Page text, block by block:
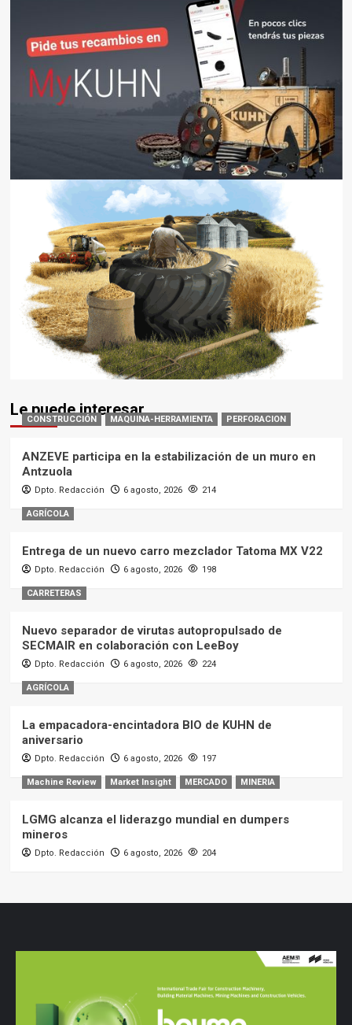
Le puede interesar
CONSTRUCCIÓN MAQUINA-HERRAMIENTA PERFORACION
ANZEVE participa en la estabilización de un muro en
Antzuola
Dpto. Redacción 6 agosto, 2026 214
AGRÍCOLA
Entrega de un nuevo carro mezclador Tatoma MX V22
Dpto. Redacción 6 agosto, 2026 198
CARRETERAS
Nuevo separador de virutas autopropulsado de
SECMAIR en colaboración con LeeBoy
Dpto. Redacción 6 agosto, 2026 224
AGRÍCOLA
La empacadora-encintadora BIO de KUHN de
aniversario
Dpto. Redacción 6 agosto, 2026 197
Machine Review Market Insight MERCADO MINERIA
LGMG alcanza el liderazgo mundial en dumpers
mineros
Dpto. Redacción 6 agosto, 2026 204